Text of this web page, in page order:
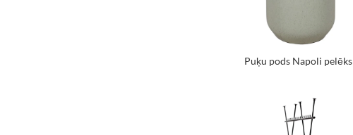
Puķu pods Napoli pelēks